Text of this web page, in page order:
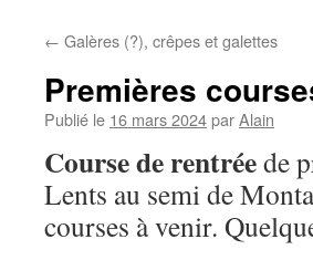
← Galères (?), crêpes et galettes
Premières
Publié le 16 mars 2024parAlain
Course de rentréede
Lents au semi de
courses à venir.